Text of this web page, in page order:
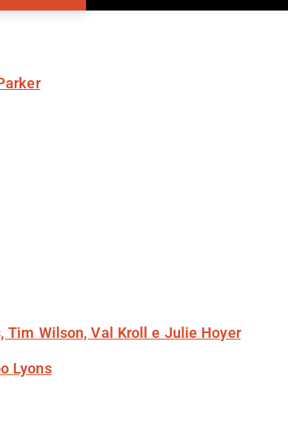
Wilson, Val Kroll e Julie Hoyer
Lyons